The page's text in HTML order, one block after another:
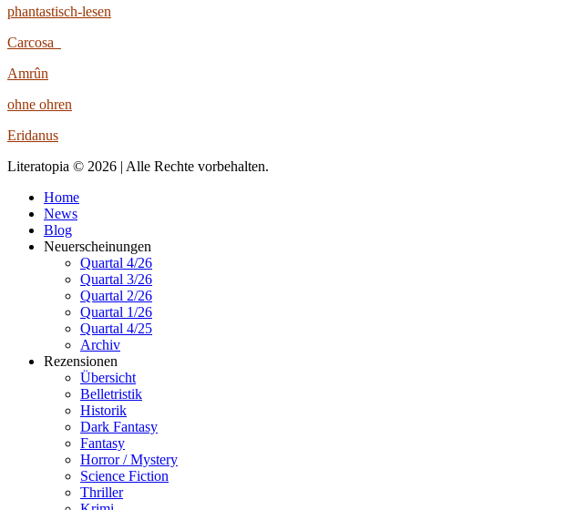
phantastisch-lesen
Carcosa
Amrûn
ohne ohren
Eridanus
Literatopia © 2026 | Alle Rechte vorbehalten.
Home
News
Blog
Neuerscheinungen
Quartal 4/26
Quartal 3/26
Quartal 2/26
Quartal 1/26
Quartal 4/25
Archiv
Rezensionen
Übersicht
Belletristik
Historik
Dark Fantasy
Fantasy
Horror / Mystery
Science Fiction
Thriller